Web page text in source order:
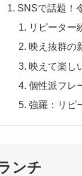
SNSで話題！
リピーター
映え抜群の
映えて楽し
個性派フレ
強羅：リピ
ンチ